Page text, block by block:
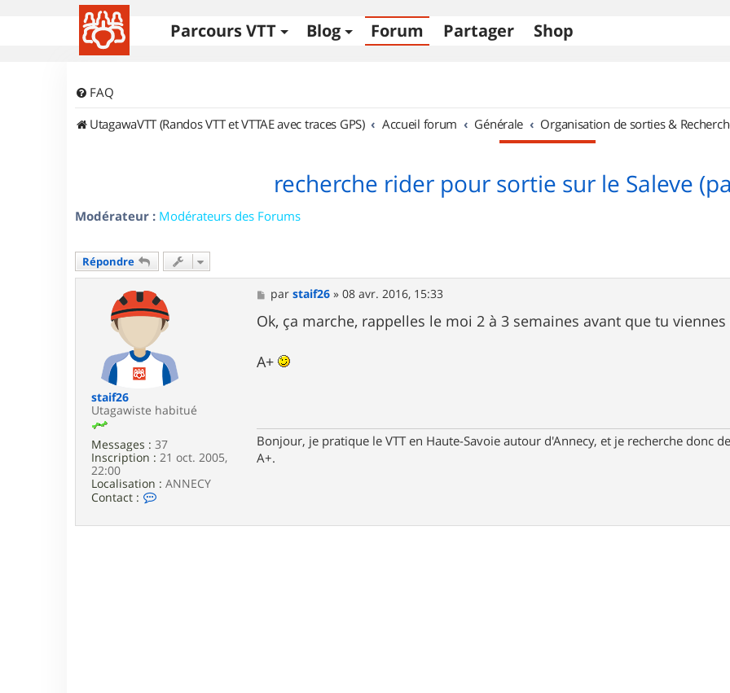
Parcours VTT Blog Forum Partager Shop
FAQ
UtagawaVTT (Randos VTT et VTTAE avec traces GPS)
Accueil forum Générale Organisation de sorties &
recherche rider pour sortie sur le Saleve
Modérateur : Modérateurs des Forums
Répondre
staif26
Utagawiste habitué
Messages : 37
Inscription : 21 oct. 2005,
22:00
Localisation : ANNECY
Contact :
M
e
s
s
g
e
parstaif26 »08 avr. 2016, 15:33
Ok, ça marche, rappelles le moi 2 à 3 semaines avant que tu
A+
Bonjour, je pratique le VTT en Haute-Savoie autour d'Annecy, et je recherche donc
A+.